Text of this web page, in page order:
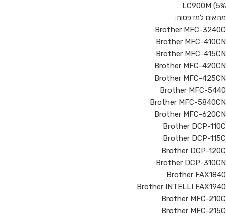
5%) LC900M
מתאים למדפסות:
Brother MFC-3240C
Brother MFC-410CN
Brother MFC-415CN
Brother MFC-420CN
Brother MFC-425CN
Brother MFC-5440
Brother MFC-5840CN
Brother MFC-620CN
Brother DCP-110C
Brother DCP-115C
Brother DCP-120C
Brother DCP-310CN
Brother FAX1840
Brother INTELLI FAX1940
Brother MFC-210C
Brother MFC-215C